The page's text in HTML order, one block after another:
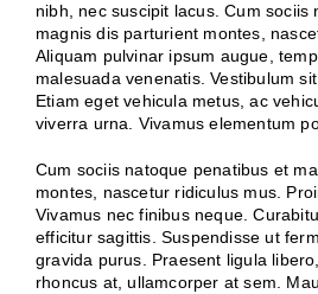
nibh, nec suscipit lacus. Cum sociis
magnis dis parturient montes,
Aliquam pulvinar ipsum augue,
malesuada venenatis. Vestibulum
Etiam eget vehicula metus, ac
viverra urna. Vivamus elementum
Cum sociis natoque penatibus et
montes, nascetur ridiculus mus.
Vivamus nec finibus neque.
efficitur sagittis. Suspendisse ut
gravida purus. Praesent ligula
rhoncus at, ullamcorper at sem.